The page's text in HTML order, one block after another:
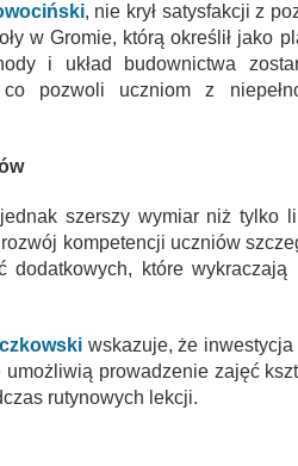
, nie krył satysfakcji z
w Gromie, którą określił jako
i układ budownictwa
co pozwoli uczniom z
szerszy wymiar niż tylko
kompetencji uczniów
dodatkowych, które wykraczają
wskazuje, że inwestycja
prowadzenie zajęć
rutynowych lekcji.